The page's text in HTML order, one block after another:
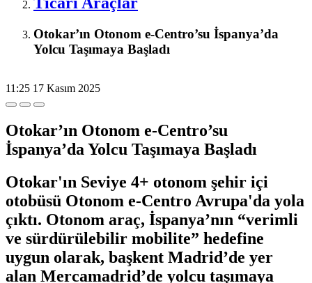
Otokar’ın Otonom e-Centro’su İspanya’da
Yolcu Taşımaya Başladı
11:25 17 Kasım 2025
Otokar’ın Otonom e-Centro’su
İspanya’da Yolcu Taşımaya Başladı
Otokar'ın Seviye 4+ otonom şehir içi
otobüsü Otonom e-Centro Avrupa'da yola
çıktı. Otonom araç, İspanya’nın “verimli
ve sürdürülebilir mobilite” hedefine
uygun olarak, başkent Madrid’de yer
alan Mercamadrid’de yolcu taşımaya